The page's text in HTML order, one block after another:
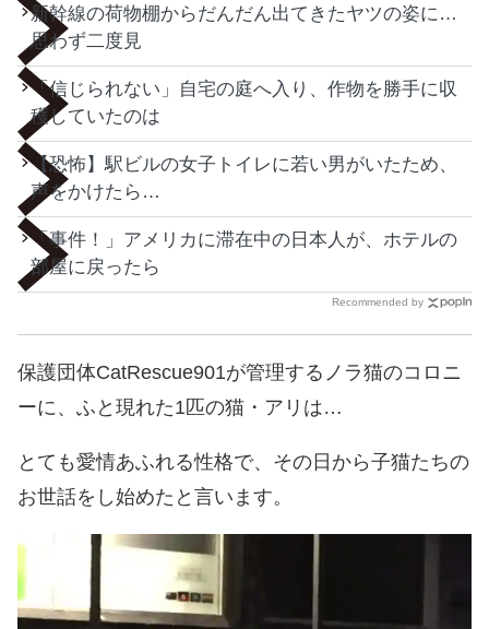
新幹線の荷物棚からだんだん出てきたヤツの姿に…
思わず二度見
「信じられない」自宅の庭へ入り、作物を勝手に収
穫していたのは
【恐怖】駅ビルの女子トイレに若い男がいたため、
声をかけたら…
「事件！」アメリカに滞在中の日本人が、ホテルの
部屋に戻ったら
Recommended by
保護団体CatRescue901が管理するノラ猫のコロニ
ーに、ふと現れた1匹の猫・アリは…
とても愛情あふれる性格で、その日から子猫たちの
お世話をし始めたと言います。